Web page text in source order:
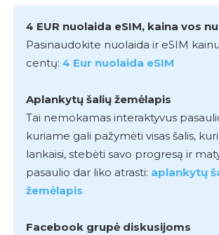
4 EUR nuolaida eSIM, kaina vos
Pasinaudokite nuolaida ir eSIM
centų: 4 Eur nuolaida eSIM
Aplankytų šalių žemėlapis
Tai nemokamas interaktyvus
kuriame gali pažymėti visas šalis,
lankaisi, stebėti savo progresą ir
pasaulio dar liko atrasti: aplankytų
žemėlapis
Facebook grupė diskusijoms